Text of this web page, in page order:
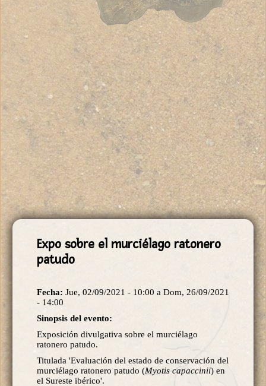
Expo sobre el murciélago ratonero
patudo
Fecha: Jue, 02/09/2021 - 10:00 a Dom, 26/09/2021
- 14:00
Sinopsis del evento:
Exposición divulgativa sobre el murciélago
ratonero patudo.
Titulada 'Evaluación del estado de conservación del
murciélago ratonero patudo (Myotis capaccinii) en
el Sureste ibérico'.